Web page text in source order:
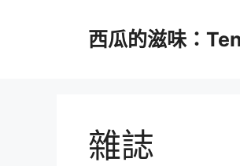
西瓜的滋味：
雜誌